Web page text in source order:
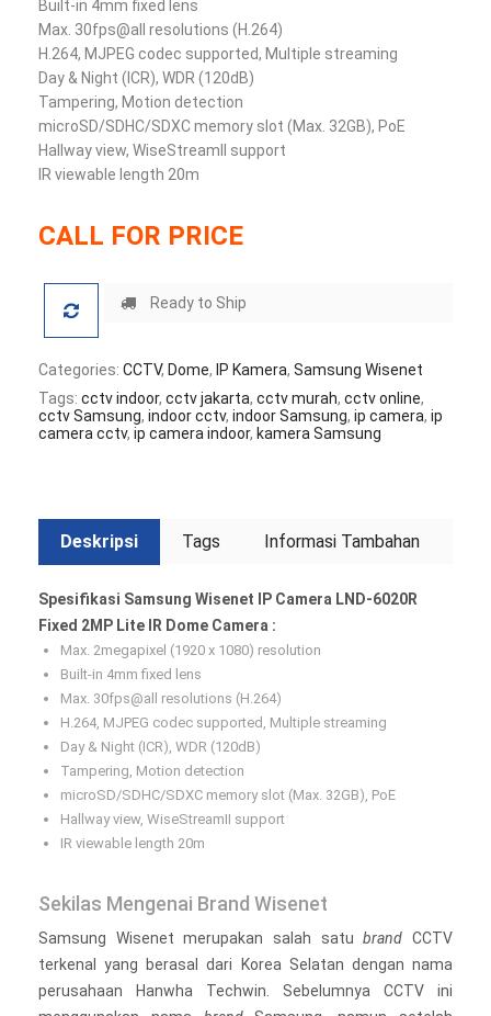
Built-in 4mm fixed lens
Max. 30fps@all resolutions (H.264)
H.264, MJPEG codec supported, Multiple streaming
Day & Night (ICR), WDR (120dB)
Tampering, Motion detection
microSD/SDHC/SDXC memory slot (Max. 32GB), PoE
Hallway view, WiseStreamII support
IR viewable length 20m
CALL FOR PRICE
Ready to Ship
Categories: CCTV, Dome, IP Kamera, Samsung Wisenet
Tags: cctv indoor, cctv jakarta, cctv murah, cctv online,
cctv Samsung, indoor cctv, indoor Samsung, ip camera, ip
camera cctv, ip camera indoor, kamera Samsung
Deskripsi Tags Informasi Tambahan
Spesifikasi Samsung Wisenet IP Camera LND-6020R
Fixed 2MP Lite IR Dome Camera :
Max. 2megapixel (1920 x 1080) resolution
Built-in 4mm fixed lens
Max. 30fps@all resolutions (H.264)
H.264, MJPEG codec supported, Multiple streaming
Day & Night (ICR), WDR (120dB)
Tampering, Motion detection
microSD/SDHC/SDXC memory slot (Max. 32GB), PoE
Hallway view, WiseStreamII support
IR viewable length 20m
Sekilas Mengenai Brand Wisenet
Samsung Wisenet merupakan salah satubrand CCTV
terkenal yang berasal dari Korea Selatan dengan nama
perusahaan Hanwha Techwin. Sebelumnya CCTV ini